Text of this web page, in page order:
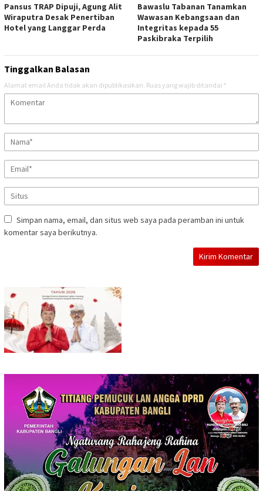
Pansus TRAP Dipuji, Agung Alit
Wiraputra Desak Penertiban
Hotel yang Langgar Perda
Bawaslu Tabanan Tanamkan
Wawasan Kebangsaan dan
Integritas kepada 55
Paskibraka Terpilih
Tinggalkan Balasan
Alamat email Anda tidak akan dipublikasikan. Ruas yang wajib ditandai *
Simpan nama, email, dan situs web saya pada peramban ini untuk
komentar saya berikutnya.